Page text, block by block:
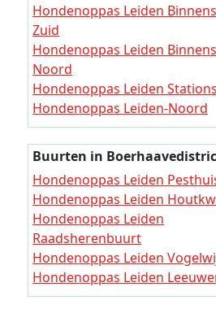
Hondenoppas Leiden
Zuid
Hondenoppas Leiden
Noord
Hondenoppas Leiden
Hondenoppas Leiden-Noord
Hondenoppas Leiden
Roodenburgerdistrict
Hondenoppas Leiden Bos- en
Gasthuisdistrict
Hondenoppas Leiden
Hondenoppas Leiden
Boerhaavedistrict
Hondenoppas Leiden
Merenwijkdistrict
Hondenoppas Leiden
Buurten in
Hondenoppas Leiden
Hondenoppas Leiden
Hondenoppas Leiden
Raadsherenbuurt
Hondenoppas Leiden
Hondenoppas Leiden